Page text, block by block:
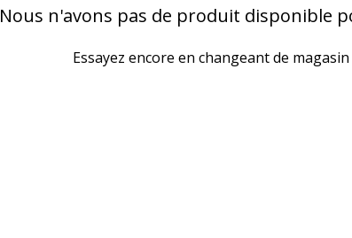
Nous n'avons pas de produit disponible
Essayez encore en changeant de